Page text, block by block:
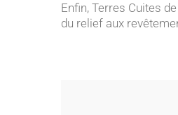
Enfin, Terres Cuites
du relief aux